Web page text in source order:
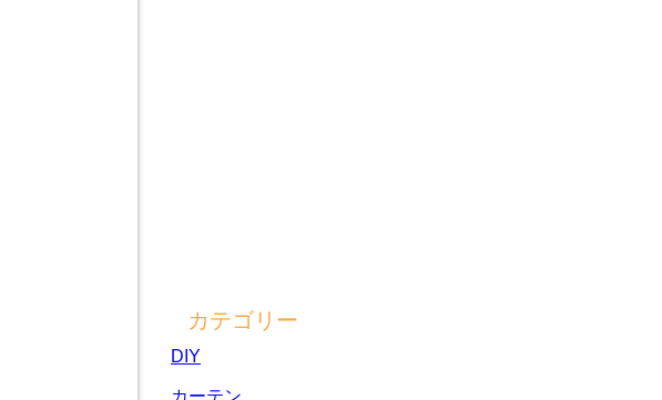
カテゴリー
DIY
カーテン